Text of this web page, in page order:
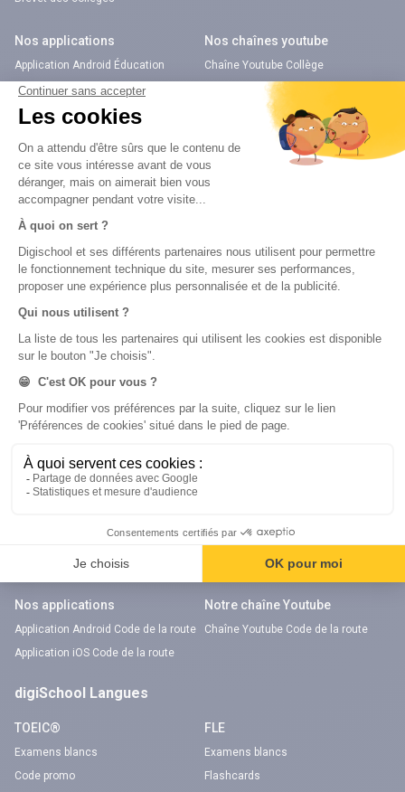
Nos applications
Application Android Éducation
Application iOS Éducation
Nos chaînes youtube
Chaîne Youtube Collège
Chaîne Youtube Lycée
digiSchool Orientation
Orientation
Diplômes
Métiers
Écoles
Nos applications
Application Android Pitangoo
digiSchool Code
Code auto
Examens blancs
Code gratuit
Code moto
Examens blancs
Séries d’entraînement
Nos applications
Application Android Code de la route
Application iOS Code de la route
Notre chaîne Youtube
Chaîne Youtube Code de la route
digiSchool Langues
TOEIC®
Examens blancs
Code promo
FLE
Examens blancs
Flashcards